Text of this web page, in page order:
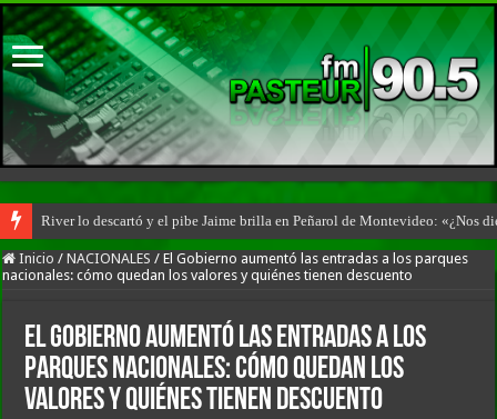
River lo descartó y el pibe Jaime brilla en Peñarol de Montevideo: «¿Nos
Inicio / NACIONALES / El Gobierno aumentó las entradas a los parques
nacionales: cómo quedan los valores y quiénes tienen descuento
El Gobierno aumentó las entradas a los
parques nacionales: cómo quedan los
valores y quiénes tienen descuento